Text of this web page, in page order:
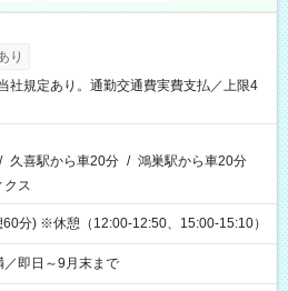
り
社規定あり。通勤交通費実費支払／上限4
/ 久喜駅から車20分 / 鴻巣駅から車20分
クス
分) ※休憩（12:00-12:50、15:00-15:10）
即日～9月末まで